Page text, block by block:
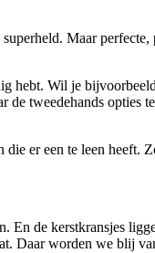
superheld. Maar
Wil je
de tweedehands
er een te leen heeft.
En de kerstkransjes
Daar worden we blij